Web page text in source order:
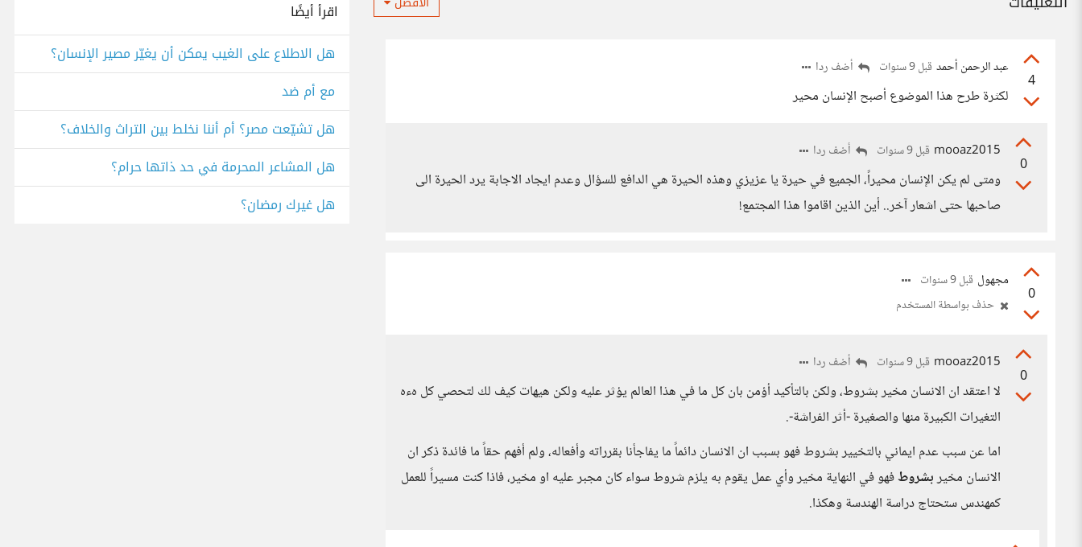
4
عبد الرحمن أحمد قبل 9 سنوات أضف ردا
لكثرة طرح هذا الموضوع أصبح الإنسان محير
0
mooaz2015 قبل 9 سنوات أضف ردا
ومتى لم يكن الإنسان محيراً، الجميع في حيرة يا عزيزي وهذه الحيرة هي الدافع للسؤال وعدم ايجاد الاجابة يرد الحيرة الى
صاحبها حتى اشعار آخر.. أين الذين اقاموا هذا المجتمع!
0
مجهول قبل 9 سنوات
حذف بواسطة المستخدم
0
mooaz2015 قبل 9 سنوات أضف ردا
لا اعتقد ان الانسان مخير بشروط، ولكن بالتأكيد أؤمن بان كل ما في هذا العالم يؤثر عليه ولكن هيهات كيف لك لتحصي كل هءه
التغيرات الكبيرة منها والصغيرة -أثر الفراشة-.
اما عن سبب عدم ايماني بالتخيير بشروط فهو بسبب ان الانسان دائماً ما يفاجأنا بقرراته وأفعاله، ولم أفهم حقاً ما فائدة ذكر ان
الانسان مخيربشروطفهو في النهاية مخير وأي عمل يقوم به يلزم شروط سواء كان مجبر عليه او مخير، فاذا كنت مسيراً للعمل
كمهندس ستحتاج دراسة الهندسة وهكذا.
اقرأ أيضًا
هل الاطلاع على الغيب يمكن أن يغيّر مصير الإنسان؟
مع أم ضد
هل تشيّعت مصر؟ أم أننا نخلط بين التراث والخلاف؟
هل المشاعر المحرمة في حد ذاتها حرام؟
هل غيرك رمضان؟